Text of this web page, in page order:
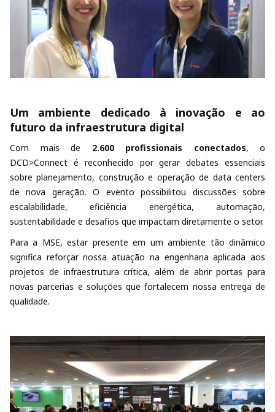
Um ambiente dedicado à inovação e ao
futuro da infraestrutura digital
Com mais de 2.600 profissionais conectados, o
DCD>Connect é reconhecido por gerar debates essenciais
sobre planejamento, construção e operação de data centers
de nova geração. O evento possibilitou discussões sobre
escalabilidade, eficiência energética, automação,
sustentabilidade e desafios que impactam diretamente o setor.
Para a MSE, estar presente em um ambiente tão dinâmico
significa reforçar nossa atuação na engenharia aplicada aos
projetos de infraestrutura crítica, além de abrir portas para
novas parcerias e soluções que fortalecem nossa entrega de
qualidade.